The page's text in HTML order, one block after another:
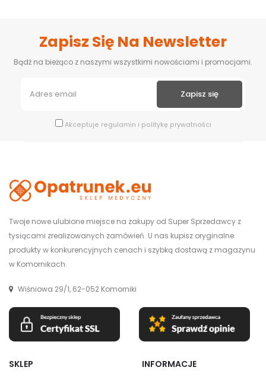
Zapisz Się Na Newsletter
Bądź na bieżąco z naszymi wszystkimi nowościami i promocjami.
Akceptuje regulamin i politykę prywatności
Twoje nowe ulubione miejsce na zakupy od Super Sprzedawcy z
tysiącami zrealizowanych zamówień. U nas kupisz oryginalne
produkty w konkurencyjnych cenach i szybką dostawą z magazynu
w Komornikach.
Wiśniowa 29/1, 62-052 Komorniki
SKLEP INFORMACJE